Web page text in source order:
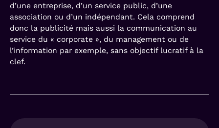
d’une entreprise, d’un service public, d’une
association ou d’un indépendant. Cela comprend
donc la publicité mais aussi la communication au
service du « corporate », du management ou de
l’information par exemple, sans objectif lucratif à la
clef.